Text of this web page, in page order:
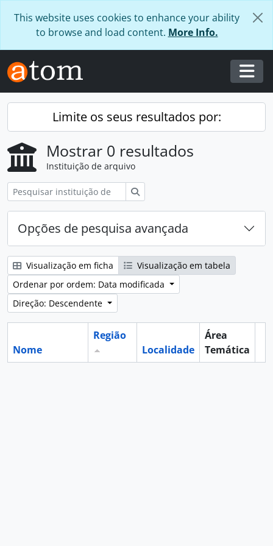
This website uses cookies to enhance your ability
to browse and load content. More Info.
Limite os seus resultados por:
Mostrar 0 resultados
Instituição de arquivo
Opções de pesquisa avançada
Visualização em ficha
Visualização em tabela
Ordenar por ordem: Data modificada
Direção: Descendente
Nome
Região
Localidade
Área
Temática